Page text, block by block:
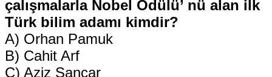
çalışmalarla Nobel Ödülü’ nü alan ilk
Türk bilim adamı kimdir?
A) Orhan Pamuk
B) Cahit Arf
C) Aziz Sancar